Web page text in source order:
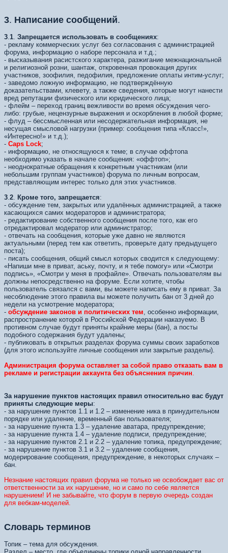
3. Написание сообщений.
3.1. Запрещается использовать в сообщениях:
- рекламу коммерческих услуг без согласования с администрацией
форума, информацию о наборе персонала и т.д.;
- высказывания расистского характера, разжигание межнациональной
и религиозной розни, шантаж, откровенная провокация других
участников, зоофилия, педофилия, предложение оплаты интим-услуг;
- заведомо ложную информацию, не подтверждённую
доказательствами, клевету, а также сведения, которые могут нанести
вред репутации физического или юридического лица;
- флейм – переход границ вежливости во время обсуждения чего-
либо: грубые, нецензурные выражения и оскорбления в любой форме;
- флуд – бессмысленная или несодеpжательная информация, не
несущая смысловой нагрузки (пример: сообщения типа «Класс!»,
«Интересно!» и т.д.);
- Caps Lock;
- информацию, не относящуюся к теме; в случае оффтопа
необходимо указать в начале сообщения: «оффтоп»;
- неоднократные обращения к конкретным участникам (или
небольшим группам участников) форума по личным вопросам,
представляющим интерес только для этих участников.
3.2. Кроме того, запрещается:
- обсуждение тем, закрытых или удалённых администрацией, а также
касающихся самих модераторов и администратора;
- редактирование собственного сообщения после того, как его
отредактировал модератор или администратор;
- отвечать на сообщения, которые уже давно не являются
актуальными (перед тем как ответить, проверьте дату предыдущего
поста);
- писать сообщения, общий смысл которых сводится к следующему:
«Напиши мне в приват, аську, почту, и я тебе помогу» или «Смотри
подпись», «Смотри у меня в профайле». Отвечать пользователям вы
должны непосредственно на форуме. Если хотите, чтобы
пользователь связался с вами, вы можете написать ему в приват. За
несоблюдение этого правила вы можете получить бан от 3 дней до
недели на усмотрение модератора;
- обсуждение законов и политических тем, особенно информации,
распространение которой в Российской Федерации наказуемо. В
противном случае будут приняты крайние меры (бан), а посты
подобного содержания будут удалены;
- публиковать в открытых разделах форума суммы своих заработков
(для этого используйте личные сообщения или закрытые разделы).
Администрация форума оставляет за собой право отказать вам в
рекламе и регистрации аккаунта без объяснения причин.
За нарушение пунктов настоящих правил относительно вас будут
приняты следующие меры:
- за нарушение пунктов 1.1 и 1.2 – изменение ника в принудительном
порядке или удаление, временный бан пользователя;
- за нарушение пункта 1.3 – удаление аватара, предупреждение;
- за нарушение пункта 1.4 – удаление подписи, предупреждение;
- за нарушение пунктов 2.1 и 2.2 – удаление топика, предупреждение;
- за нарушение пунктов 3.1 и 3.2 – удаление сообщения,
модерирование сообщения, предупреждение, в некоторых случаях –
бан.
Незнание настоящих правил форума не только не освобождает вас от
ответственности за их нарушение, но и само по себе является
нарушением! И не забывайте, что форум в первую очередь создан
для вебкам-моделей.
Словарь терминов
Топик – тема для обсуждения.